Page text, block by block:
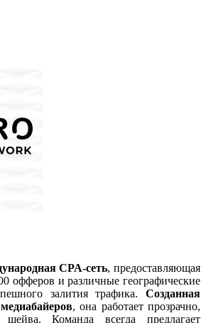
CPA-сеть, предоставляющая
офферов и различные географические
залития трафика. Созданная
, она работает прозрачно,
Команда всегда предлагает